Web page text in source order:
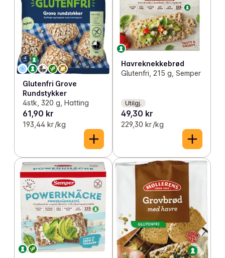
Glutenfri Grove
Rundstykker
4stk, 320 g, Hatting
61,90 kr
193,44 kr /kg
Havreknekkebrød
Glutenfri, 215 g, Semper
Utilgj.
49,30 kr
229,30 kr /kg